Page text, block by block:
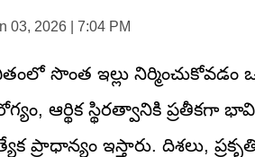
03, 2026 | 7:04 PM
సొంత ఇల్లు నిర్మించుకోవడం
ఆర్థిక స్థిరత్వానికి ప్రతీకగా
ప్రాధాన్యం ఇస్తారు. దిశలు,